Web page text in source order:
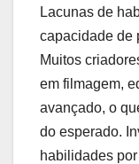
Lacunas de
capacidade de
Muitos
em filmagem,
avançado, o
do esperado.
habilidades